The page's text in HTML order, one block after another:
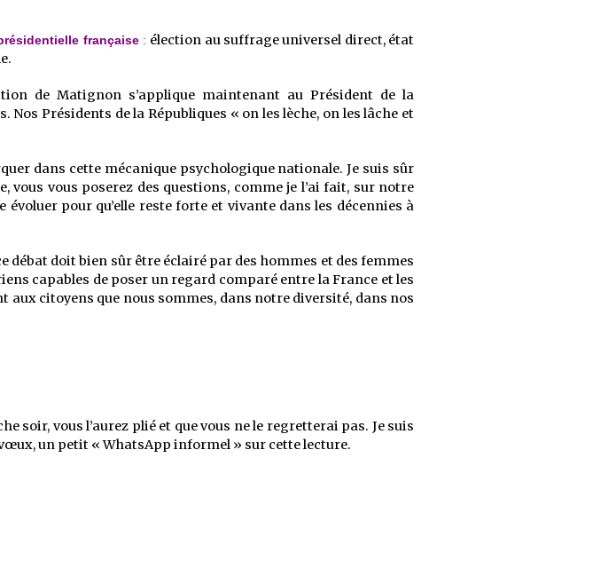
française: élection au suffrage universel direct, état
de Matignon s’applique maintenant au Président de la
Présidents de la Républiques « on les lèche, on les lâche et
dans cette mécanique psychologique nationale. Je suis sûr
vous vous poserez des questions, comme je l’ai fait, sur notre
pour qu’elle reste forte et vivante dans les décennies à
débat doit bien sûr être éclairé par des hommes et des femmes
capables de poser un regard comparé entre la France et les
citoyens que nous sommes, dans notre diversité, dans nos
soir, vous l’aurez plié et que vous ne le regretterai pas. Je suis
un petit « WhatsApp informel » sur cette lecture.